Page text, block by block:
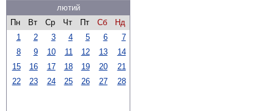
лютий
Пн
Вт Ср Чт Пт Сб
Нд
1
2 3 4 5 6
7
8
9 10 11 12 13
14
15
16 17 18 19 20
21
22
23 24 25 26 27 28